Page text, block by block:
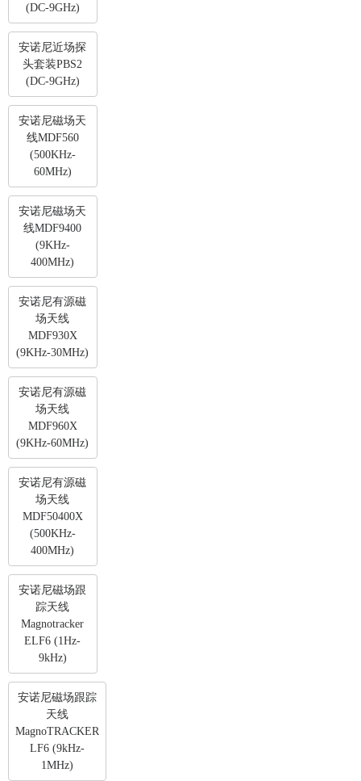
(DC-9GHz)
安诺尼近场探
头套装PBS2
(DC-9GHz)
安诺尼磁场天
线MDF560
(500KHz-
60MHz)
安诺尼磁场天
线MDF9400
(9KHz-
400MHz)
安诺尼有源磁
场天线
MDF930X
(9KHz-30MHz)
安诺尼有源磁
场天线
MDF960X
(9KHz-60MHz)
安诺尼有源磁
场天线
MDF50400X
(500KHz-
400MHz)
安诺尼磁场跟
踪天线
Magnotracker
ELF6 (1Hz-
9kHz)
安诺尼磁场跟踪
天线
MagnoTRACKER
LF6 (9kHz-
1MHz)